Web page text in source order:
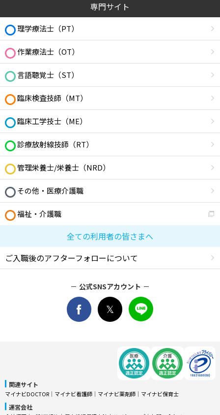
専門サイト
理学療法士（PT）
作業療法士（OT）
言語聴覚士（ST）
臨床検査技師（MT）
臨床工学技士（ME）
診療放射線技師（RT）
管理栄養士/栄養士（NRD）
その他・医療介護職
福祉・介護職
全ての利用者の皆さまへ
ご入職後のアフターフォローについて
公式SNSアカウント
関連サイト
マイナビDOCTOR │ マイナビ看護師 │ マイナビ薬剤師 │ マイナビ保育士
運営会社